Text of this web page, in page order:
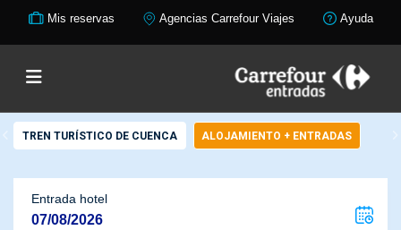
Mis reservas Agencias Carrefour Viajes Ayuda
TREN TURÍSTICO DE CUENCA ALOJAMIENTO + ENTRADAS
Entrada hotel